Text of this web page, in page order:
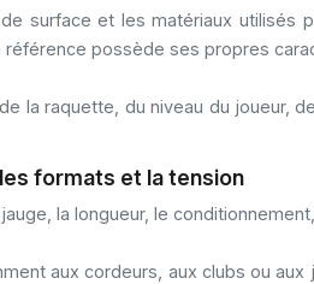
surface et les matériaux utilisés
référence possède ses propres
la raquette, du niveau du joueur,
formats et la tension
la longueur, le
aux cordeurs, aux clubs ou